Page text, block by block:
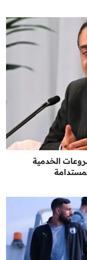
الخدمية